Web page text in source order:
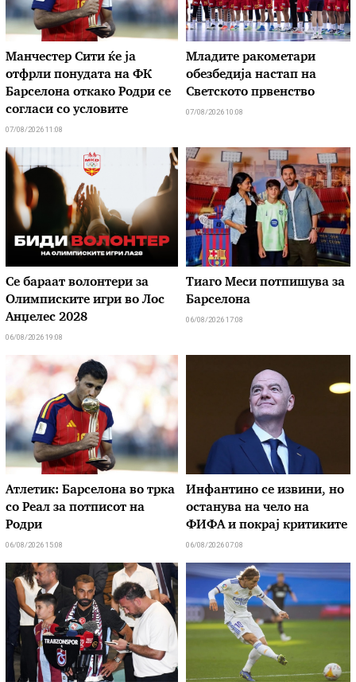
Манчестер Сити ќе ја
отфрли понудата на ФК
Барселона откако Родри се
согласи со условите
07/08/2026 11:08
Младите ракометари
обезбедија настап на
Светското првенство
07/08/2026 10:08
Се бараат волонтери за
Олимписките игри во Лос
Анџелес 2028
06/08/2026 19:08
Тиаго Меси потпишува за
Барселона
06/08/2026 17:08
Атлетик: Барселона во трка
со Реал за потписот на
Родри
06/08/2026 15:08
Инфантино се извини, но
останува на чело на
ФИФА и покрај критиките
06/08/2026 07:08